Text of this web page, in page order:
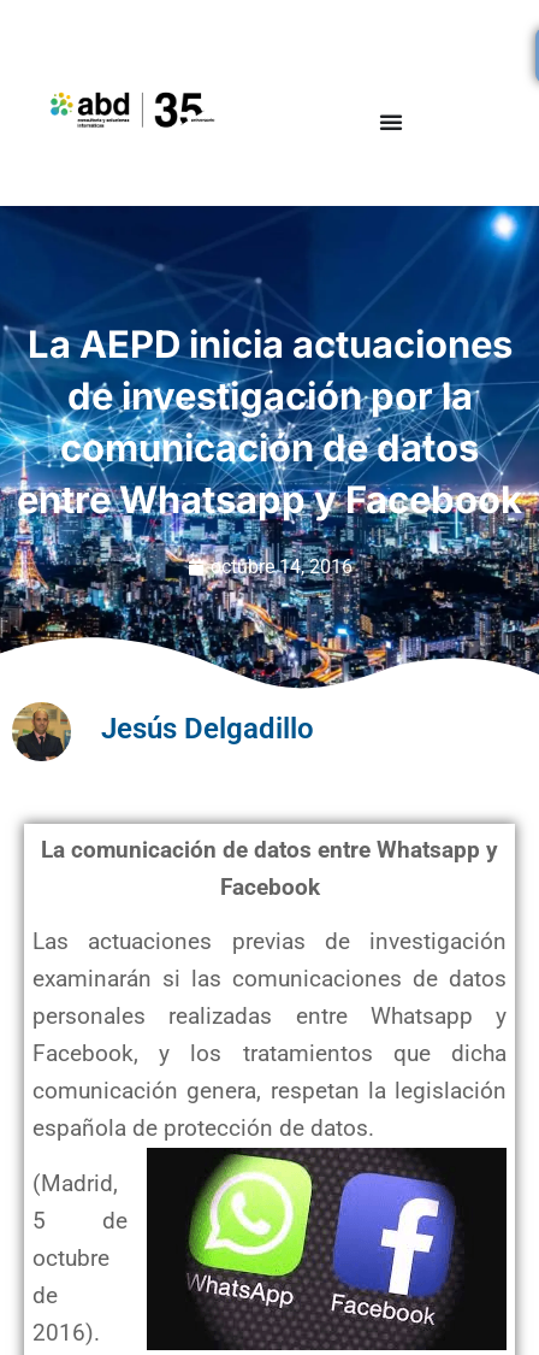
La AEPD inicia actuaciones
de investigación por la
comunicación de datos
entre Whatsapp y Facebook
octubre 14, 2016
Jesús Delgadillo
La comunicación de datos entre Whatsapp y
Facebook
Las actuaciones previas de investigación
examinarán si las comunicaciones de datos
personales realizadas entre Whatsapp y
Facebook, y los tratamientos que dicha
comunicación genera, respetan la legislación
española de protección de datos.
(Madrid,
5 de
octubre
de
2016).